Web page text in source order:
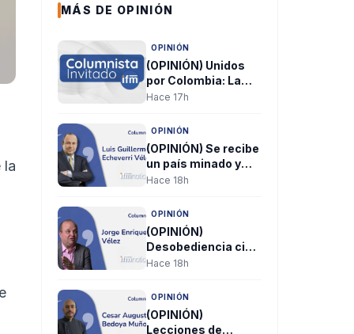
la
MÁS DE OPINIÓN
OPINIÓN
(OPINIÓN) Unidos
por Colombia: La
libertad se defiende
dividiendo. Por:
Dyna María Ochoa
Hace 17h
OPINIÓN
(OPINIÓN) Se recibe
un país minado y
lleno de cargas
Luis Guillermo
Echeverri Vélez
Hace 18h
OPINIÓN
(OPINIÓN)
Desobediencia civil
en manos sucias.
Vélez
Hace 18h
OPINIÓN
(OPINIÓN)
Lecciones de